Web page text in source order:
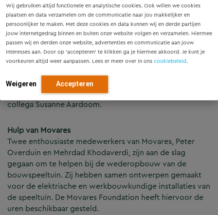
Wij gebruiken altijd functionele en analytische cookies. Ook willen we cookies
plaatsen en data verzamelen om de communicatie naar jou makkelijker en
persoonlijker te maken. Met deze cookies en data kunnen wij en derde partijen
jouw internetgedrag binnen en buiten onze website volgen en verzamelen. Hiermee
passen wij en derden onze website, advertenties en communicatie aan jouw
interesses aan. Door op ‘accepteren’ te klikken ga je hiermee akkoord. Je kunt je
voorkeuren altijd weer aanpassen. Lees er meer over in ons cookiebeleid.
Weigeren Accepteren
Project
Bouwspeeltuin Bouwgein in Nieuwegein is een
geweldige plek voor kinderen. Wat is er leuker dan je
eigen hut te bouwen en fijn te spelen? Bouwgein is een
leerzame speelgelegenheid voor kinderen. Na een
afgebrand. Er is expertise, geld, mankracht en materiaal
nodig om alles te herbouwen. Tijd voor actie vond
collega Susanne Aardoom.
Hulp van Movares
Twee enthousiaste medewerkers van Movares, Peter
Overduin en Mehrdad Khodaverdi, zijn aan de slag
gegaan om te helpen bij de wederopbouw van de
bouwspeeltuin. Zij hebben samen ontwerpen gemaakt
voor de elektrische en werkbouwkundige installaties van
de speeltuin. De Movares Foundation heeft hiervoor de
uren beschikbaar gesteld.